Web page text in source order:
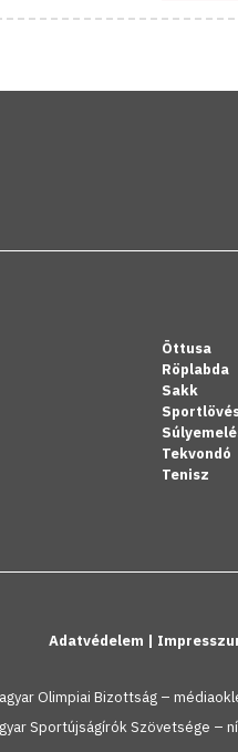
Öttusa
Röplabda
Sakk
Tekvondó
Tenisz
Adatvédelem |
Olimpiai Bizottság –
Sportújságírók Szövetsége –